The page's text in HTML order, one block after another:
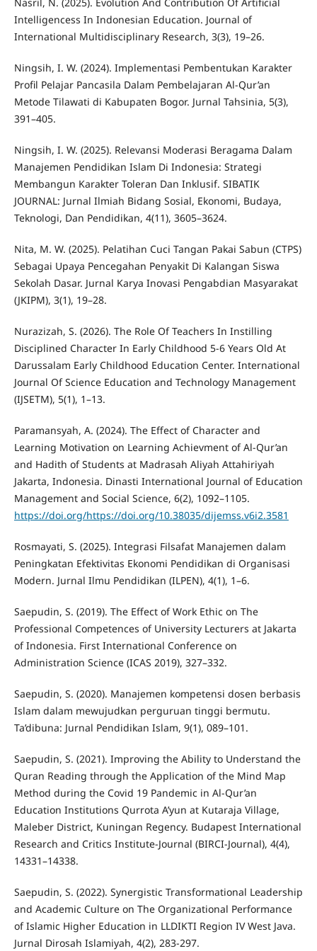
Intelligencess In Indonesian Education. Journal of
International Multidisciplinary Research, 3(3), 19–26.
Ningsih, I. W. (2024). Implementasi Pembentukan Karakter
Profil Pelajar Pancasila Dalam Pembelajaran Al-Qur’an
Metode Tilawati di Kabupaten Bogor. Jurnal Tahsinia, 5(3),
391–405.
Ningsih, I. W. (2025). Relevansi Moderasi Beragama Dalam
Manajemen Pendidikan Islam Di Indonesia: Strategi
Membangun Karakter Toleran Dan Inklusif. SIBATIK
JOURNAL: Jurnal Ilmiah Bidang Sosial, Ekonomi, Budaya,
Teknologi, Dan Pendidikan, 4(11), 3605–3624.
Nita, M. W. (2025). Pelatihan Cuci Tangan Pakai Sabun (CTPS)
Sebagai Upaya Pencegahan Penyakit Di Kalangan Siswa
Sekolah Dasar. Jurnal Karya Inovasi Pengabdian Masyarakat
(JKIPM), 3(1), 19–28.
Nurazizah, S. (2026). The Role Of Teachers In Instilling
Disciplined Character In Early Childhood 5-6 Years Old At
Darussalam Early Childhood Education Center. International
Journal Of Science Education and Technology Management
(IJSETM), 5(1), 1–13.
Paramansyah, A. (2024). The Effect of Character and
Learning Motivation on Learning Achievment of Al-Qur’an
and Hadith of Students at Madrasah Aliyah Attahiriyah
Jakarta, Indonesia. Dinasti International Journal of Education
Management and Social Science, 6(2), 1092–1105.
https://doi.org/https://doi.org/10.38035/dijemss.v6i2.3581
Rosmayati, S. (2025). Integrasi Filsafat Manajemen dalam
Peningkatan Efektivitas Ekonomi Pendidikan di Organisasi
Modern. Jurnal Ilmu Pendidikan (ILPEN), 4(1), 1–6.
Saepudin, S. (2019). The Effect of Work Ethic on The
Professional Competences of University Lecturers at Jakarta
of Indonesia. First International Conference on
Administration Science (ICAS 2019), 327–332.
Saepudin, S. (2020). Manajemen kompetensi dosen berbasis
Islam dalam mewujudkan perguruan tinggi bermutu.
Ta’dibuna: Jurnal Pendidikan Islam, 9(1), 089–101.
Saepudin, S. (2021). Improving the Ability to Understand the
Quran Reading through the Application of the Mind Map
Method during the Covid 19 Pandemic in Al-Qur’an
Education Institutions Qurrota A’yun at Kutaraja Village,
Maleber District, Kuningan Regency. Budapest International
Research and Critics Institute-Journal (BIRCI-Journal), 4(4),
14331–14338.
Saepudin, S. (2022). Synergistic Transformational Leadership
and Academic Culture on The Organizational Performance
of Islamic Higher Education in LLDIKTI Region IV West Java.
Jurnal Dirosah Islamiyah, 4(2), 283-297.